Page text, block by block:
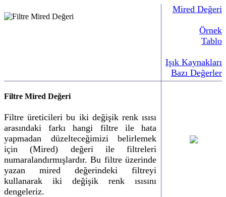
Mired Değeri
Örnek
Tablo
Işık Kaynakları
Bazı Değerler
Filtre Mired Değeri
Filtre üreticileri bu iki değişik renk ısısı
arasındaki farkı hangi filtre ile hata
yapmadan düzelteceğimizi belirlemek
için (Mired) değeri ile filtreleri
numaralandırmışlardır. Bu filtre üzerinde
yazan mired değerindeki filtreyi
kullanarak iki değişik renk ısısını
dengeleriz.